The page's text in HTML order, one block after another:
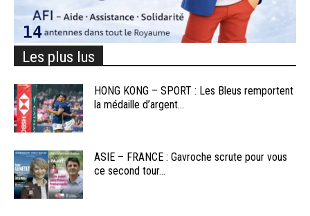
Les plus lus
HONG KONG – SPORT : Les Bleus remportent
la médaille d’argent...
ASIE – FRANCE : Gavroche scrute pour vous
ce second tour...